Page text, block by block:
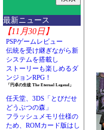
最新ニュース
【11月30日】
PSPゲームレビュー
伝統を受け継ぎながら新
システムを搭載し
ストーリーも楽しめるダ
ンジョンRPG！
「円卓の生徒 The Eternal Legend」
任天堂、3DS「とびだせ
どうぶつの森」
フラッシュメモリ仕様の
ため、ROMカード版はし